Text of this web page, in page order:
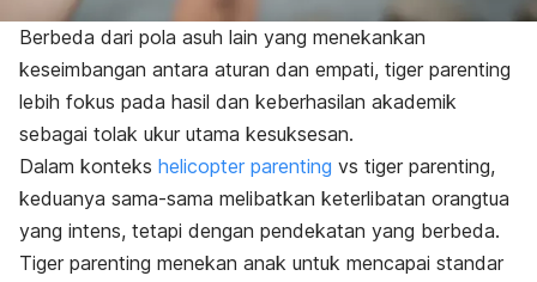
Berbeda dari pola asuh lain yang menekankan
keseimbangan antara aturan dan empati, tiger parenting
lebih fokus pada hasil dan keberhasilan akademik
sebagai tolak ukur utama kesuksesan.
Dalam konteks helicopter parenting vs tiger parenting,
keduanya sama-sama melibatkan keterlibatan orangtua
yang intens, tetapi dengan pendekatan yang berbeda.
Tiger parenting menekan anak untuk mencapai standar